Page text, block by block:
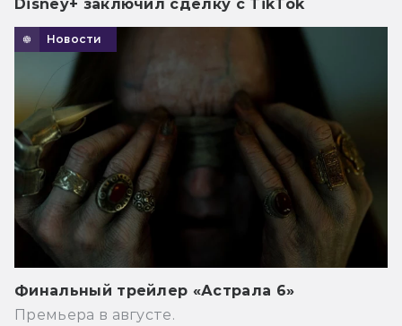
Disney+ заключил сделку с TikTok
Новости
Финальный трейлер «Астрала 6»
Премьера в августе.